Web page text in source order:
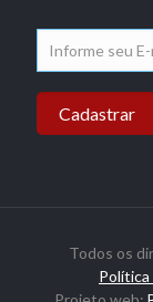
Todos os